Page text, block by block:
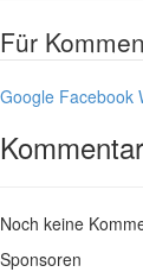
Für
Google Facebook
Noch keine
Sponsoren